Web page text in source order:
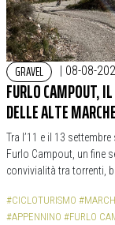
GRAVEL | 08-08-
FURLO CAMPOUT,
DELLE ALTE MARCHE
Tra l’11 e il 13
Furlo Campout, un fine
convivialità tra torrenti,
#CICLOTURISMO
#APPENNINO #FURLO